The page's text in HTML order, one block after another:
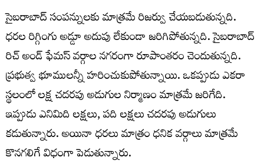
సైబరాబాద్ సంపన్నులకు మాత్రమే రిజర్వు చేయబడుతున్నది.
ధరల రిగ్గింగు అడ్డూ అదుపు లేకుండా జరిగిపోతున్నది. సైబరాబాద్
రిచ్ అండ్ ఫేమస్ వర్గాల నగరంగా రూపాంతరం చెందుతున్నది.
ప్రభుత్వ భూములన్నీ హరించుకుపోతున్నాయి. ఒకప్పుడు ఎకరా
స్థలంలో లక్ష చదరపు అడుగుల నిర్మాణం మాత్రమే జరిగేది.
ఇప్పుడు ఎనిమిది లక్షలు, పది లక్షలు చదరపు అడుగులు
కడుతున్నారు. అయినా ధరలు మాత్రం ధనిక వర్గాలు మాత్రమే
కొనగలిగే విధంగా పెడుతున్నారు.